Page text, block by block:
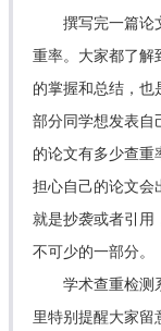
撰写完一篇论
重率。大家都了解
的掌握和总结，也
部分同学想发表自
的论文有多少查重
担心自己的论文会
就是抄袭或者引用
不可少的一部分。
学术查重检测
里特别提醒大家留